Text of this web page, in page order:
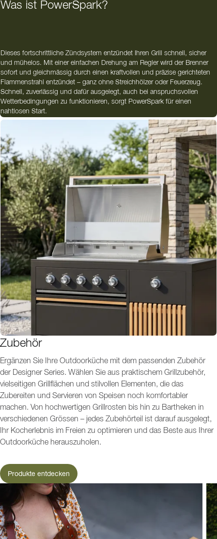
Was ist PowerSpark?
Dieses fortschrittliche Zündsystem entzündet Ihren Grill schnell, sicher
und mühelos. Mit einer einfachen Drehung am Regler wird der Brenner
sofort und gleichmässig durch einen kraftvollen und präzise gerichteten
Flammenstrahl entzündet – ganz ohne Streichhölzer oder Feuerzeug.
Schnell, zuverlässig und dafür ausgelegt, auch bei anspruchsvollen
Wetterbedingungen zu funktionieren, sorgt PowerSpark für einen
nahtlosen Start.
Zubehör
Ergänzen Sie Ihre Outdoorküche mit dem passenden Zubehör
der Designer Series. Wählen Sie aus praktischem Grillzubehör,
vielseitigen Grillflächen und stilvollen Elementen, die das
Zubereiten und Servieren von Speisen noch komfortabler
machen. Von hochwertigen Grillrosten bis hin zu Bartheken in
verschiedenen Grössen – jedes Zubehörteil ist darauf ausgelegt,
Ihr Kocherlebnis im Freien zu optimieren und das Beste aus Ihrer
Outdoorküche herauszuholen.
Produkte entdecken